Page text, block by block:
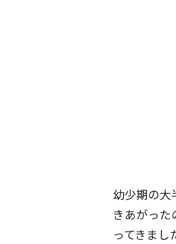
幼少期の大
きあがっ
ってきまし